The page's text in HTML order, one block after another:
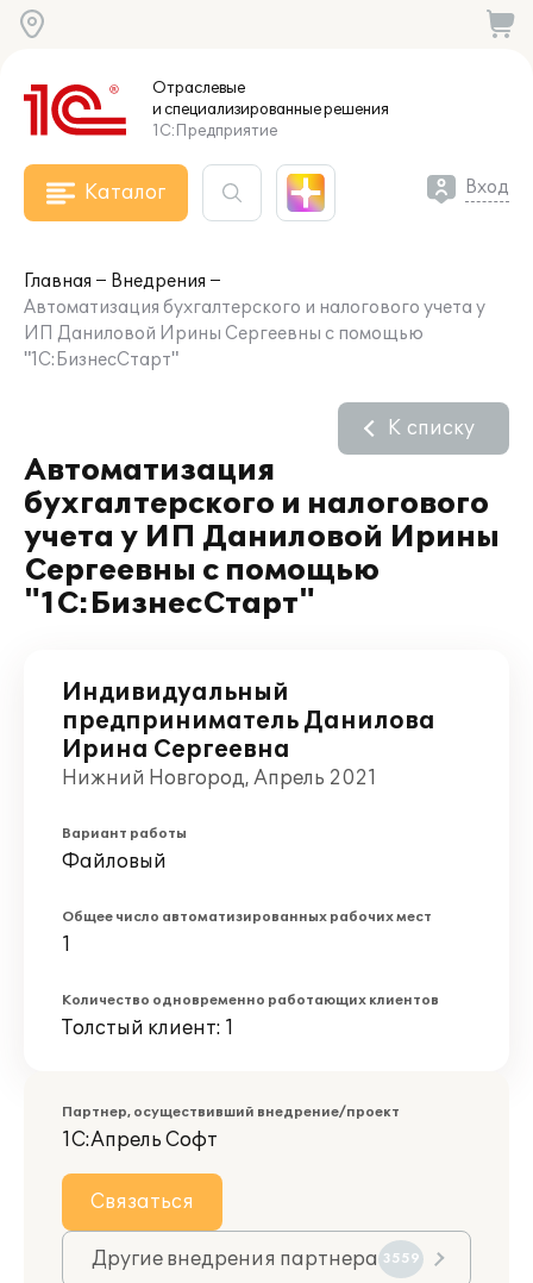
Отраслевые
и специализированныерешения
1С:Предприятие
Каталог Вход
Главная
Внедрения
Автоматизация бухгалтерского и налогового учета у
ИП Даниловой Ирины Сергеевны с помощью
"1С:БизнесСтарт"
Автоматизация
бухгалтерского и налогового
учета у ИП Даниловой Ирины
Сергеевны с помощью
"1С:БизнесСтарт"
К списку
Индивидуальный
предприниматель Данилова
Ирина Сергеевна
Нижний Новгород, Апрель 2021
Вариант работы
Файловый
Общее число автоматизированных рабочих мест
1
Количество одновременно работающих клиентов
Толстый клиент: 1
Партнер, осуществивший внедрение/проект
1С:Апрель Софт
Связаться
Другие внедрения партнера 3559